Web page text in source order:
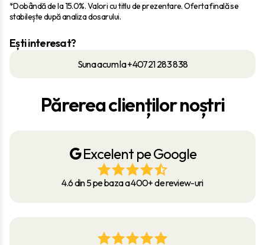
*Dobândă de la 15.0%. Valori cu titlu de prezentare. Oferta finală se
stabilește după analiza dosarului.
Ești interesat?
Suna acum la +40721 283 838
Părerea clienților noștri
Excelent pe Google
4.6 din 5 pe baza a 400+ de review-uri